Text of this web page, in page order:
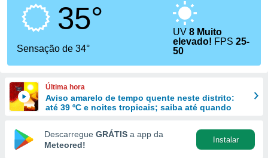
fornecidas
a este
das
e
forma
digital
35°
Sensação de 34°
UV8 Muito
elevado! FPS25-
50
Última hora
Aviso amarelo de tempo quente neste distrito:
até 39 ºC e noites tropicais; saiba até quando
Descarregue GRÁTIS a app da
Meteored!
Instalar